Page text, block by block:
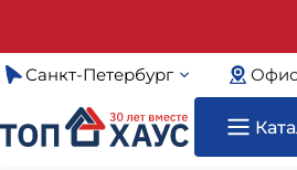
Санкт-Петербург Офис